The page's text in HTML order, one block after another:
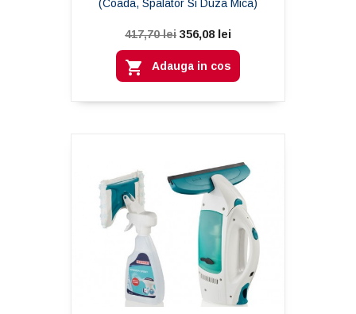
(coada, Spalator Si Duza Mica)
417,70 lei 356,08 lei
 Adauga in cos